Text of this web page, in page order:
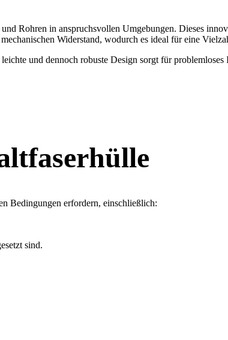
Rohren in anspruchsvollen Umgebungen. Dieses
Widerstand, wodurch es ideal für eine
und dennoch robuste Design sorgt für problemloses
Bedingungen erfordern, einschließlich:
sind.